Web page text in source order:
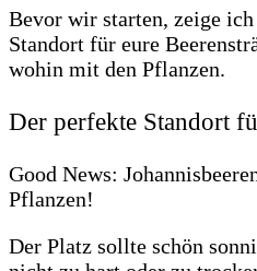
Bevor wir starten, zeige
Standort für eure
wohin mit den Pflanzen.
Der perfekte Standort
Good News:
Pflanzen!
Der Platz sollte schön